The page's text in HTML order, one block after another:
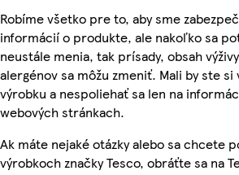
Robíme všetko pre to, aby sme
informácií o produkte, ale nakoľko sa
neustále menia, tak prísady, obsah
alergénov sa môžu zmeniť. Mali by ste
výrobku a nespoliehať sa len na
webových stránkach.
Ak máte nejaké otázky alebo sa chcete
výrobkoch značky Tesco, obráťte sa na